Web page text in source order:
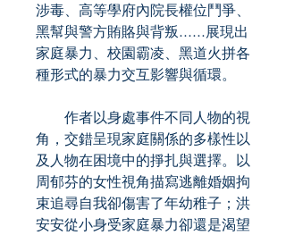
涉毒、高等學府內院長權位鬥爭、
黑幫與警方賄賂與背叛......展現出
家庭暴力、校園霸凌、黑道火拼各
種形式的暴力交互影響與循環。
作者以身處事件不同人物的視
角，交錯呈現家庭關係的多樣性以
及人物在困境中的掙扎與選擇。以
周郁芬的女性視角描寫逃離婚姻拘
束追尋自我卻傷害了年幼稚子；洪
安安從小身受家庭暴力卻還是渴望